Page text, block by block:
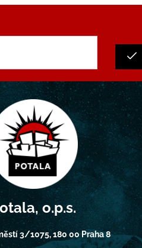
o.p.s.
3/1075, 180 00 Praha 8